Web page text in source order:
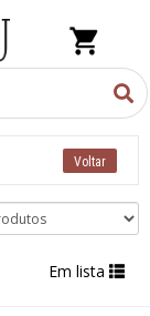
Em lista